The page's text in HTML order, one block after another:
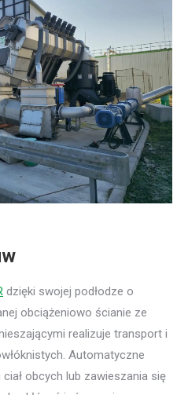
dzięki swojej podłodze o
obciążeniowo ścianie ze
realizuje transport i
Automatyczne
obcych lub zawieszania się